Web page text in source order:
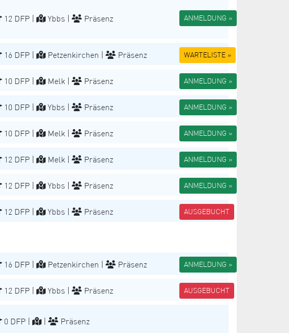
12 DFP | Ybbs | Präsenz ANMELDUNG »
16 DFP | Petzenkirchen | Präsenz WARTELISTE »
10 DFP | Melk | Präsenz ANMELDUNG »
10 DFP | Ybbs | Präsenz ANMELDUNG »
10 DFP | Melk | Präsenz ANMELDUNG »
12 DFP | Melk | Präsenz ANMELDUNG »
12 DFP | Ybbs | Präsenz ANMELDUNG »
12 DFP | Ybbs | Präsenz AUSGEBUCHT
16 DFP | Petzenkirchen | Präsenz ANMELDUNG »
12 DFP | Ybbs | Präsenz AUSGEBUCHT
0 DFP | | Präsenz